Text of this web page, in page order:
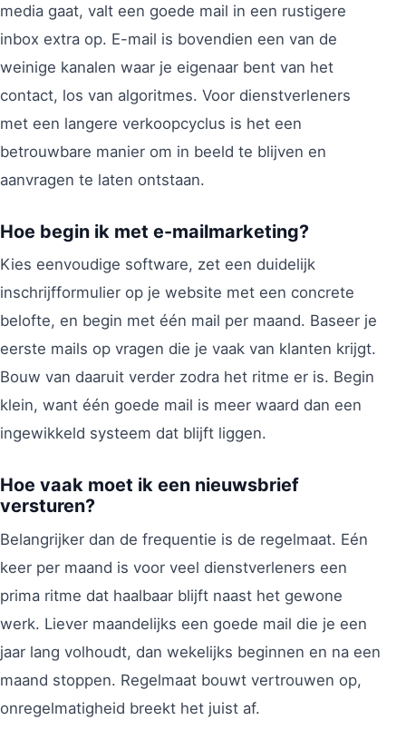
media gaat, valt een goede mail in een rustigere
inbox extra op. E-mail is bovendien een van de
weinige kanalen waar je eigenaar bent van het
contact, los van algoritmes. Voor dienstverleners
met een langere verkoopcyclus is het een
betrouwbare manier om in beeld te blijven en
aanvragen te laten ontstaan.
Hoe begin ik met e-mailmarketing?
Kies eenvoudige software, zet een duidelijk
inschrijfformulier op je website met een concrete
belofte, en begin met één mail per maand. Baseer je
eerste mails op vragen die je vaak van klanten krijgt.
Bouw van daaruit verder zodra het ritme er is. Begin
klein, want één goede mail is meer waard dan een
ingewikkeld systeem dat blijft liggen.
Hoe vaak moet ik een nieuwsbrief
versturen?
Belangrijker dan de frequentie is de regelmaat. Eén
keer per maand is voor veel dienstverleners een
prima ritme dat haalbaar blijft naast het gewone
werk. Liever maandelijks een goede mail die je een
jaar lang volhoudt, dan wekelijks beginnen en na een
maand stoppen. Regelmaat bouwt vertrouwen op,
onregelmatigheid breekt het juist af.